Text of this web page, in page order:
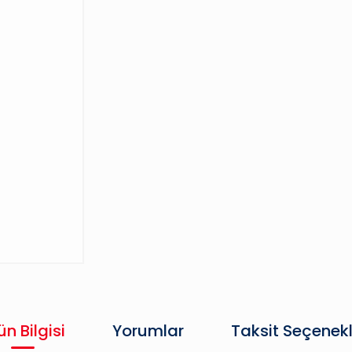
Bilgisi Yorumlar Taksit